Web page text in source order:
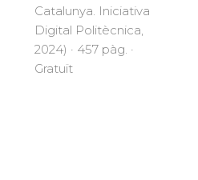
Catalunya. Iniciativa
Digital Politècnica,
2024) · 457 pàg. ·
Gratuït